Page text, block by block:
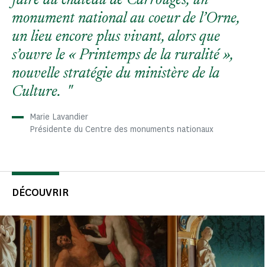
monument national au coeur de l’Orne,
un lieu encore plus vivant, alors que
s’ouvre le « Printemps de la ruralité »,
nouvelle stratégie du ministère de la
Culture.
Marie Lavandier
Présidente du Centre des monuments nationaux
DÉCOUVRIR